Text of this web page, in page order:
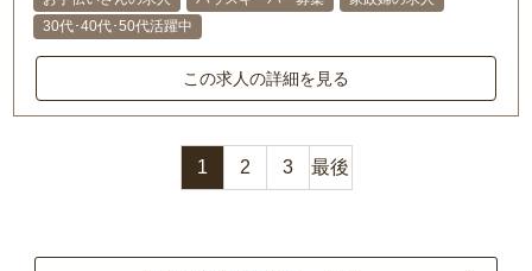
30代･40代･50代活躍中
この求人の詳細を見る
1 2 3 最後